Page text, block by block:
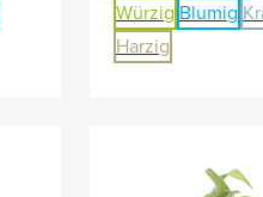
Würzig Blumig
Harzig